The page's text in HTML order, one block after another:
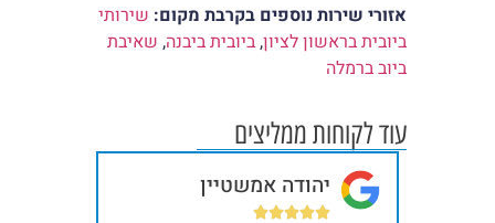
אזורי שירות נוספים בקרבת מקום: שירותי
ביובית בראשון לציון,ביובית ביבנה, שאיבת
ביוב ברמלה
עוד לקוחות ממליצים
יהודה אמשטיין




